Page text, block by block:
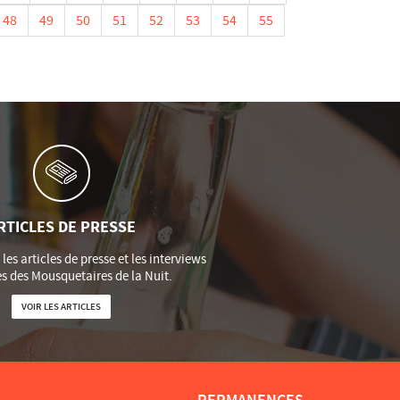
puisque 60 % des conducteurs affichaient un
effectué pour une bonne réussite.
convivial, chaleureux, tellement les
et partagé le bon accueil dans ce cadre
48 49 50 51 52 53 54
55
DE PRESSE
articles de presse et les interviews
des Mousquetaires de la Nuit.
VOIR LES ARTICLES